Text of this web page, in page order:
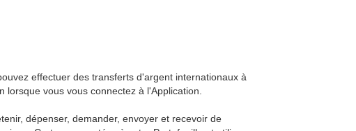
effectuer des transferts d'argent internationaux à
vous vous connectez à l'Application.
dépenser, demander, envoyer et recevoir de